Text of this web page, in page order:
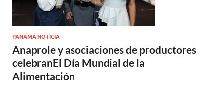
PANAMÁ NOTICIA
Anaprole y asociaciones de productores
celebranEl Día Mundial de la
Alimentación